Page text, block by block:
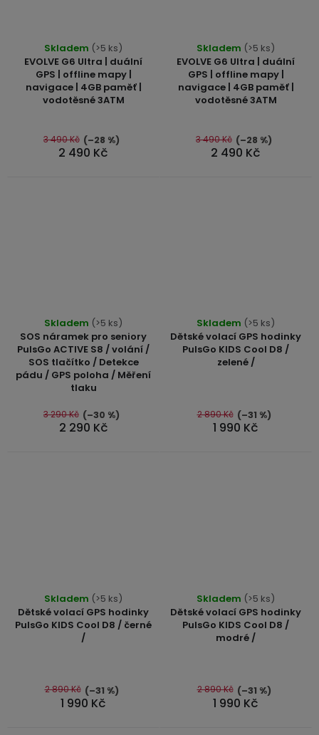
EVOLVE G6 Ultra | duální
GPS | offline mapy |
navigace | 4GB paměť |
vodotěsné 3ATM
Skladem (>5 ks)
2 490 Kč
3 490 Kč (–28 %)
EVOLVE G6 Ultra | duální
GPS | offline mapy |
navigace | 4GB paměť |
vodotěsné 3ATM
hodnocení
produktu
je
5,0
5
hvězdiček.
Skladem (>5 ks)
2 490 Kč
3 490 Kč (–28 %)
SOS náramek pro seniory
PulsGo ACTIVE S8 / volání /
SOS tlačítko / Detekce
pádu / GPS poloha / Měření
tlaku
Skladem (>5 ks)
2 290 Kč
3 290 Kč (–30 %)
Dětské volací GPS hodinky
PulsGo KIDS Cool D8 /
zelené /
Skladem (>5 ks)
1 990 Kč
2 890 Kč (–31 %)
Dětské volací GPS hodinky
PulsGo KIDS Cool D8 / černé
/
Skladem (>5 ks)
1 990 Kč
2 890 Kč (–31 %)
Dětské volací GPS hodinky
PulsGo KIDS Cool D8 /
modré /
Skladem (>5 ks)
1 990 Kč
2 890 Kč (–31 %)